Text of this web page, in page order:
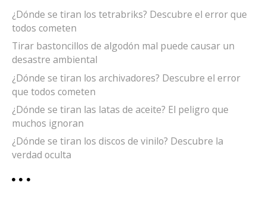
¿Dónde se tiran los tetrabriks? Descubre el error que
todos cometen
Tirar bastoncillos de algodón mal puede causar un
desastre ambiental
¿Dónde se tiran los archivadores? Descubre el error
que todos cometen
¿Dónde se tiran las latas de aceite? El peligro que
muchos ignoran
¿Dónde se tiran los discos de vinilo? Descubre la
verdad oculta